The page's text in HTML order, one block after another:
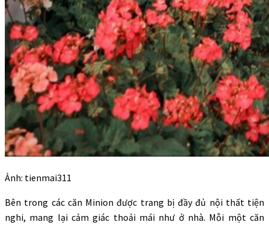
Ảnh: tienmai311
Bên trong các căn Minion được trang bị đầy đủ nội thất tiện
nghi, mang lại cảm giác thoải mái như ở nhà. Mỗi một căn